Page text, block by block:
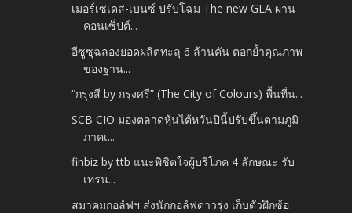
เมอร์เซเดส-เบนซ์ ปรับโฉม The new GLA ผ่าน
คอนเซ็ปต์...
อีซูซุฉลองยอดผลิตทะลุ 6 ล้านคัน ตอกย้ำคุณภาพ
ของฐาน...
“กรุงสี by กรุงศรี” (The City of Colours) พื้นที่น...
SCB CIO มองตลาดหุ้นไต้หวันปีนี้ปรับขึ้นตามภูมิ
ภาคเ...
finbiz by ttb แนะพิชิตใจผู้บริโภค 4 ลักษณะ รับ
เทรน...
สมาคมกอล์ฟฯ ส่งนักกอล์ฟดาวรุ่ง เก็บตัวฝึกซ้อ